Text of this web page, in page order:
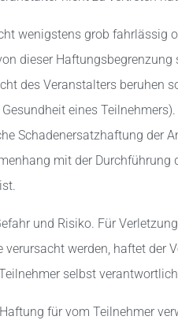
wenigstens grob fahrlässig
dieser
des Veranstalters beruhen
eines
Schadenersatzhaftung der
mit der Durchführung
und Risiko. Für
verursacht werden, haftet
selbst
für vom Teilnehmer